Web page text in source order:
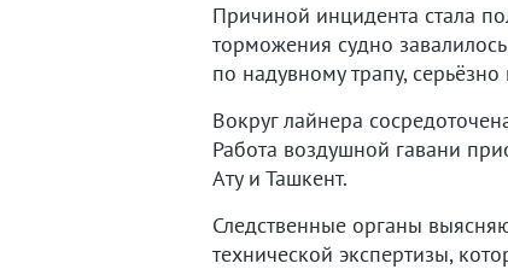
Причиной инцидента стала
торможения судно
по надувному трапу,
Вокруг лайнера
Работа воздушной гавани
Ату и Ташкент.
Следственные органы
технической экспертизы,